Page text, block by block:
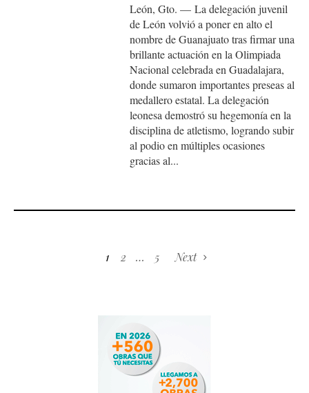
León, Gto. — La delegación juvenil
de León volvió a poner en alto el
nombre de Guanajuato tras firmar una
brillante actuación en la Olimpiada
Nacional celebrada en Guadalajara,
donde sumaron importantes preseas al
medallero estatal. La delegación
leonesa demostró su hegemonía en la
disciplina de atletismo, logrando subir
al podio en múltiples ocasiones
gracias al...
1 2 … 5 Next